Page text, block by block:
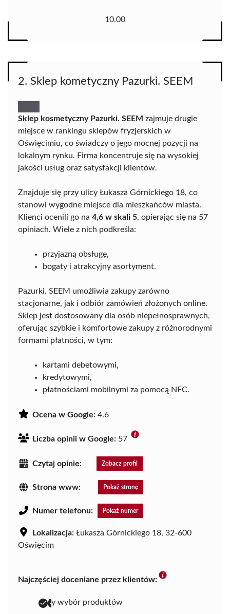
10.00
2. Sklep kometyczny Pazurki. SEEM
Sklep kosmetyczny Pazurki. SEEM zajmuje drugie
miejsce w rankingu sklepów fryzjerskich w
Oświęcimiu, co świadczy o jego mocnej pozycji na
lokalnym rynku. Firma koncentruje się na wysokiej
jakości usług oraz satysfakcji klientów.
Znajduje się przy ulicy Łukasza Górnickiego 18, co
stanowi wygodne miejsce dla mieszkańców miasta.
Klienci ocenili go na 4,6 w skali 5, opierając się na 57
opiniach. Wiele z nich podkreśla:
przyjazną obsługę,
bogaty i atrakcyjny asortyment.
Pazurki. SEEM umożliwia zakupy zarówno
stacjonarne, jak i odbiór zamówień złożonych online.
Sklep jest dostosowany dla osób niepełnosprawnych,
oferując szybkie i komfortowe zakupy z różnorodnymi
formami płatności, w tym:
kartami debetowymi,
kredytowymi,
płatnościami mobilnymi za pomocą NFC.
Ocena w Google: 4.6
Liczba opinii w Google: 57
Czytaj opinie: Zobacz profil
Strona www: Pokaż stronę
Numer telefonu: Pokaż numer
Lokalizacja: Łukasza Górnickiego 18, 32-600
Oświęcim
Najczęściej doceniane przez klientów:
duży wybór produktów